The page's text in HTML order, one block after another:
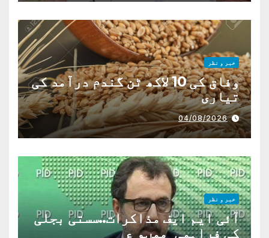
خبر و نظر
وفاق کی 10 لاکھ ٹن گندم درآمد کی
تیاری
04/08/2026
خبر و نظر
آئی ایم ایف مذاکرات..سستی بجلی
کی فراہمی ممںو ع